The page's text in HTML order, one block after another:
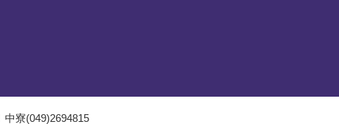
中寮(049)2694815